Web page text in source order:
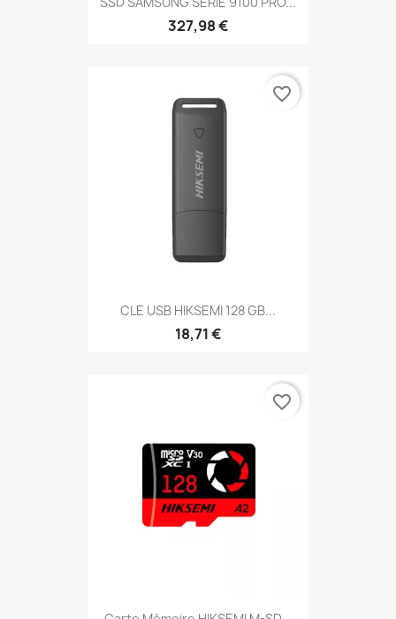
327,98 €
CLE USB HIKSEMI 128 GB...
18,71 €
favorite_border
favorite_border